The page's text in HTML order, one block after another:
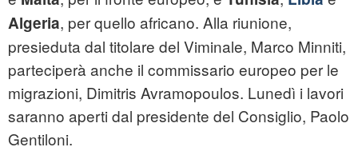
Algeria, per quello africano. Alla riunione,
presieduta dal titolare del Viminale, Marco Minniti,
parteciperà anche il commissario europeo per le
migrazioni, Dimitris Avramopoulos. Lunedì i lavori
saranno aperti dal presidente del Consiglio, Paolo
Gentiloni.